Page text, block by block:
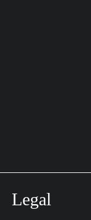
Legal